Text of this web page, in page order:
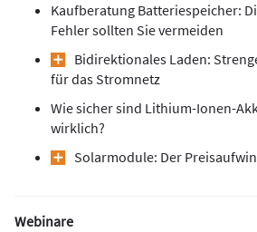
Kaufberatung Batteriespeicher:
Fehler sollten Sie vermeiden
Bidirektionales Laden:
für das Stromnetz
Wie sicher sind Lithium-Ionen-
wirklich?
Solarmodule: Der
Webinare